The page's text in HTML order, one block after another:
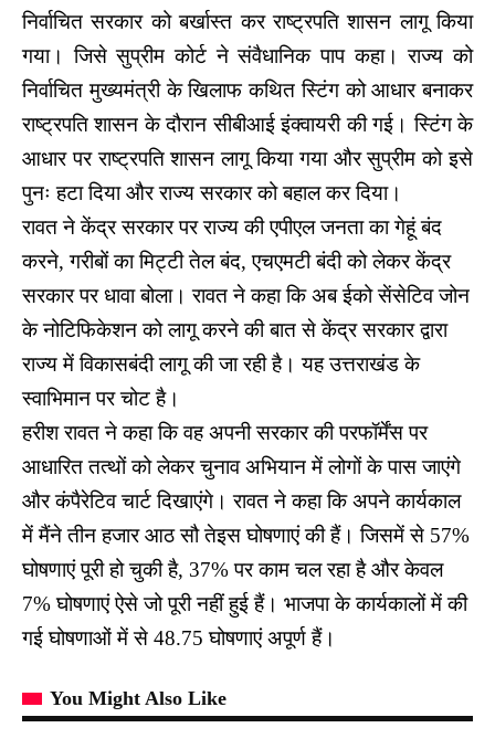
निर्वाचित सरकार को बर्खास्त कर राष्ट्रपति शासन लागू किया
गया। जिसे सुप्रीम कोर्ट ने संवैधानिक पाप कहा। राज्य को
निर्वाचित मुख्यमंत्री के खिलाफ कथित स्टिंग को आधार बनाकर
राष्ट्रपति शासन के दौरान सीबीआई इंक्वायरी की गई। स्टिंग के
आधार पर राष्ट्रपति शासन लागू किया गया और सुप्रीम को इसे
पुनः हटा दिया और राज्य सरकार को बहाल कर दिया।
रावत ने केंद्र सरकार पर राज्य की एपीएल जनता का गेहूं बंद
करने, गरीबों का ‌मिट्टी तेल बंद, एचएमटी बंदी को लेकर केंद्र
सरकार पर धावा बोला। रावत ने कहा कि अब ईको सेंसेटिव जोन
के नोटिफिकेशन को लागू करने की बात से केंद्र सरकार द्वारा
राज्य में विकासबंदी लागू की जा रही है। यह उत्तराखंड के
स्वा‌भिमान पर चोट है।
हरीश रावत ने कहा कि वह अपनी सरकार की परफॉर्मेंस पर
आधारित तत्थों को लेकर चुनाव अभियान में लोगों के पास जाएंगे
और कंपैरेटिव चार्ट दिखाएंगे। रावत ने कहा कि अपने कार्यकाल
में मैंने तीन हजार आठ सौ तेइस घोषणाएं की हैं। जिसमें से 57%
घोषणाएं पूरी हो चुकी है, 37% पर काम चल रहा है और केवल
7% घोषणाएं ऐसे जो पूरी नहीं हुई हैं। भाजपा के कार्यकालों में की
गई घोषणाओं में से 48.75 घोषणाएं अपूर्ण हैं।
You Might Also Like